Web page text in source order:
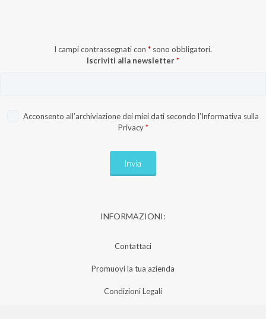
I campi contrassegnati con * sono obbligatori.
Iscriviti alla newsletter*
Acconsento all’archiviazione dei miei dati secondo l’Informativa sulla
Privacy *
INFORMAZIONI:
Contattaci
Promuovi la tua azienda
Condizioni Legali